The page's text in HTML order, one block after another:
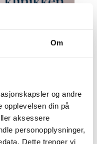
Om
og andre
opplevelsen din på
aksessere
personopplysninger,
Dette trenger vi
Livsstils medisin,
Er du trett,
du deg
er
og man tenker